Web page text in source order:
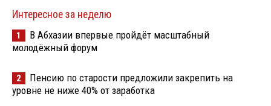
Интересное за неделю
1
В Абхазии впервые пройдёт масштабный
молодёжный форум
2
Пенсию по старости предложили закрепить на
уровне не ниже 40% от заработка